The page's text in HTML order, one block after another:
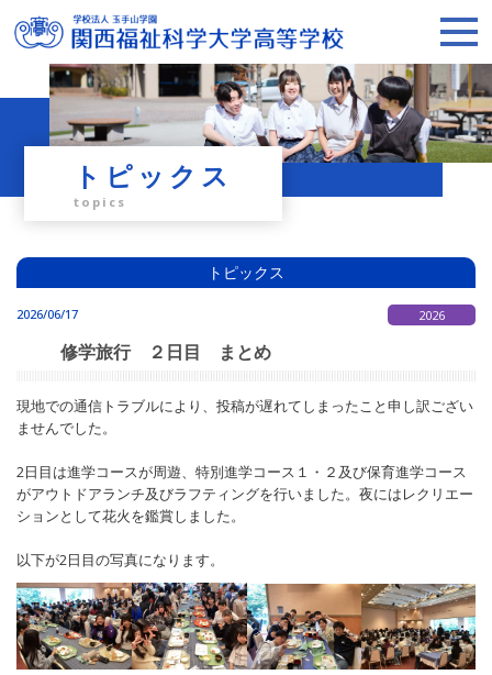
トピックス
topics
トピックス
2026/06/17 2026
修学旅行 ２日目 まとめ
現地での通信トラブルにより、投稿が遅れてしまったこと申し訳ござい
ませんでした。
2日目は進学コースが周遊、特別進学コース１・２及び保育進学コース
がアウトドアランチ及びラフティングを行いました。夜にはレクリエー
ションとして花火を鑑賞しました。
以下が2日目の写真になります。